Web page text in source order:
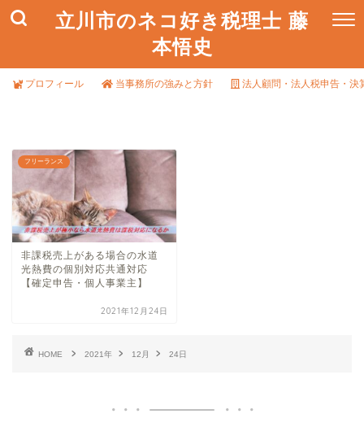
立川市のネコ好き税理士 藤
本悟史
プロフィール 当事務所の強みと方針 法人顧問・法人税申告・決
フリーランス
非課税売上がある場合の水道
光熱費の個別対応共通対応
【確定申告・個人事業主】
2021年12月24日
HOME 2021年 12月 24日